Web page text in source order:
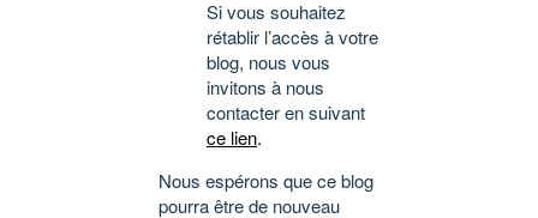
Si vous souhaitez
rétablir l’accès à votre
blog, nous vous
invitons à nous
contacter en suivant
ce lien.
Nous espérons que ce blog
pourra être de nouveau